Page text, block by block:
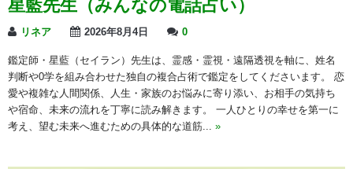
星藍先生（みんなの電話占い）
リネア 2026年8月4日 0
鑑定師・星藍（セイラン）先生は、霊感・霊視・遠隔透視を軸に、姓名
判断や0学を組み合わせた独自の複合占術で鑑定をしてくださいます。 恋
愛や複雑な人間関係、人生・家族のお悩みに寄り添い、お相手の気持ち
や宿命、未来の流れを丁寧に読み解きます。 一人ひとりの幸せを第一に
考え、望む未来へ進むための具体的な道筋... »